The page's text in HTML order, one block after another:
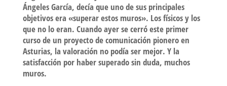
Ángeles García, decía que uno de sus principales
objetivos era «superar estos muros». Los físicos y los
que no lo eran. Cuando ayer se cerró este primer
curso de un proyecto de comunicación pionero en
Asturias, la valoración no podía ser mejor. Y la
satisfacción por haber superado sin duda, muchos
muros.